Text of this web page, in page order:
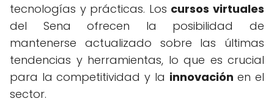
tecnologías y prácticas. Los cursos virtuales
del Sena ofrecen la posibilidad de
mantenerse actualizado sobre las últimas
tendencias y herramientas, lo que es crucial
para la competitividad y la innovación en el
sector.